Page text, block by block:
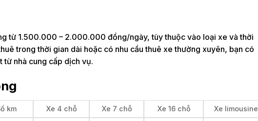
từ 1.500.000 – 2.000.000 đồng/ngày, tùy thuộc vào loại xe và thời
trong thời gian dài hoặc có nhu cầu thuê xe thường xuyên, bạn có
từ nhà cung cấp dịch vụ.
km Xe 4 chỗ Xe 7 chỗ Xe 16 chỗ Xe limousine